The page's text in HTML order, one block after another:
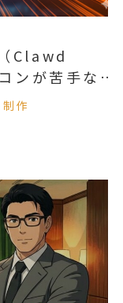
Clawd
が苦手な非
」完全入門
作